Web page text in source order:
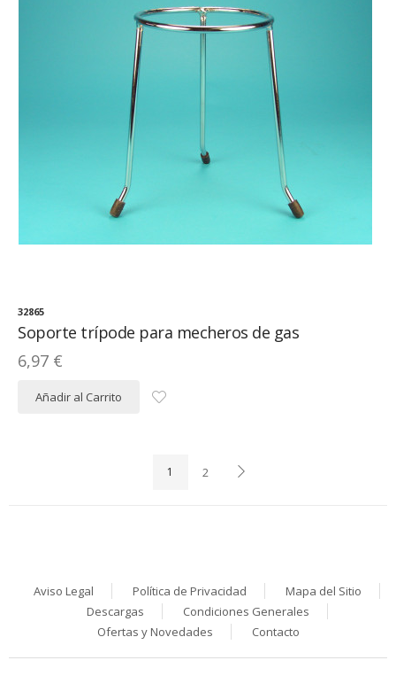
32865
Soporte trípode para mecheros de gas
6,97 €
Añadir al Carrito
1 2
Aviso Legal Política de Privacidad
Mapa del Sitio
Descargas
Condiciones Generales
Ofertas y Novedades
Contacto